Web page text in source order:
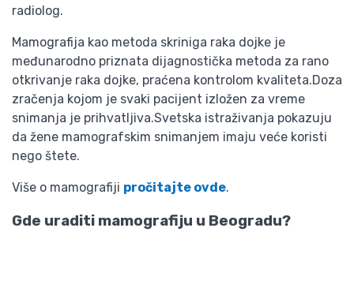
radiolog.
Mamografija kao metoda skriniga raka dojke je
međunarodno priznata dijagnostička metoda za rano
otkrivanje raka dojke, praćena kontrolom kvaliteta.Doza
zračenja kojom je svaki pacijent izložen za vreme
snimanja je prihvatljiva.Svetska istraživanja pokazuju
da žene mamografskim snimanjem imaju veće koristi
nego štete.
Više o mamografiji pročitajte ovde.
Gde uraditi mamografiju u Beogradu?